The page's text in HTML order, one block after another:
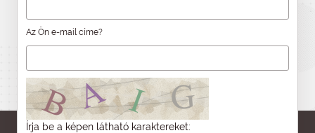
Az Ön e-mail címe?
Írja be a képen látható karaktereket: